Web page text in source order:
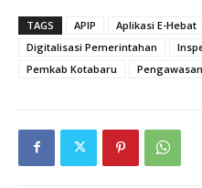
TAGS APIP Aplikasi E-Hebat
Digitalisasi Pemerintahan
Pemkab Kotabaru